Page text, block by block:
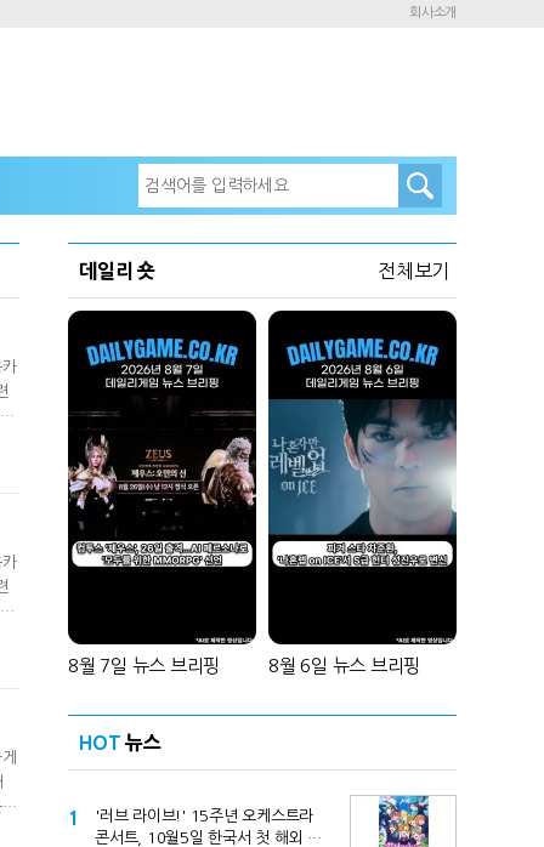
회사소개
데일리 숏 전체보기
8월 7일 뉴스 브리핑 8월 6일 뉴스 브리핑
HOT 뉴스
1
'러브 라이브!' 15주년 오케스트라
콘서트, 10월5일 한국서 첫 해외 공